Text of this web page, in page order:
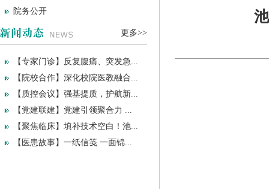
院务公开
更多>>
【专家门诊】反复腹痛、突发急...
【院校合作】深化校院医教融合...
【质控会议】强基提质，护航新...
【党建联建】党建引领聚合力 ...
【聚焦临床】填补技术空白！池...
【医患故事】一纸信笺 一面锦...